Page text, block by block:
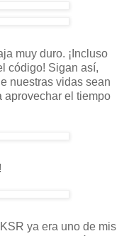
muy duro. ¡Incluso
código! Sigan así,
nuestras vidas sean
aprovechar el tiempo
ya era uno de mis